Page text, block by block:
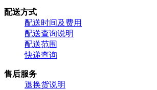
配送方式
配送时间及费用
配送查询说明
配送范围
快递查询
售后服务
退换货说明